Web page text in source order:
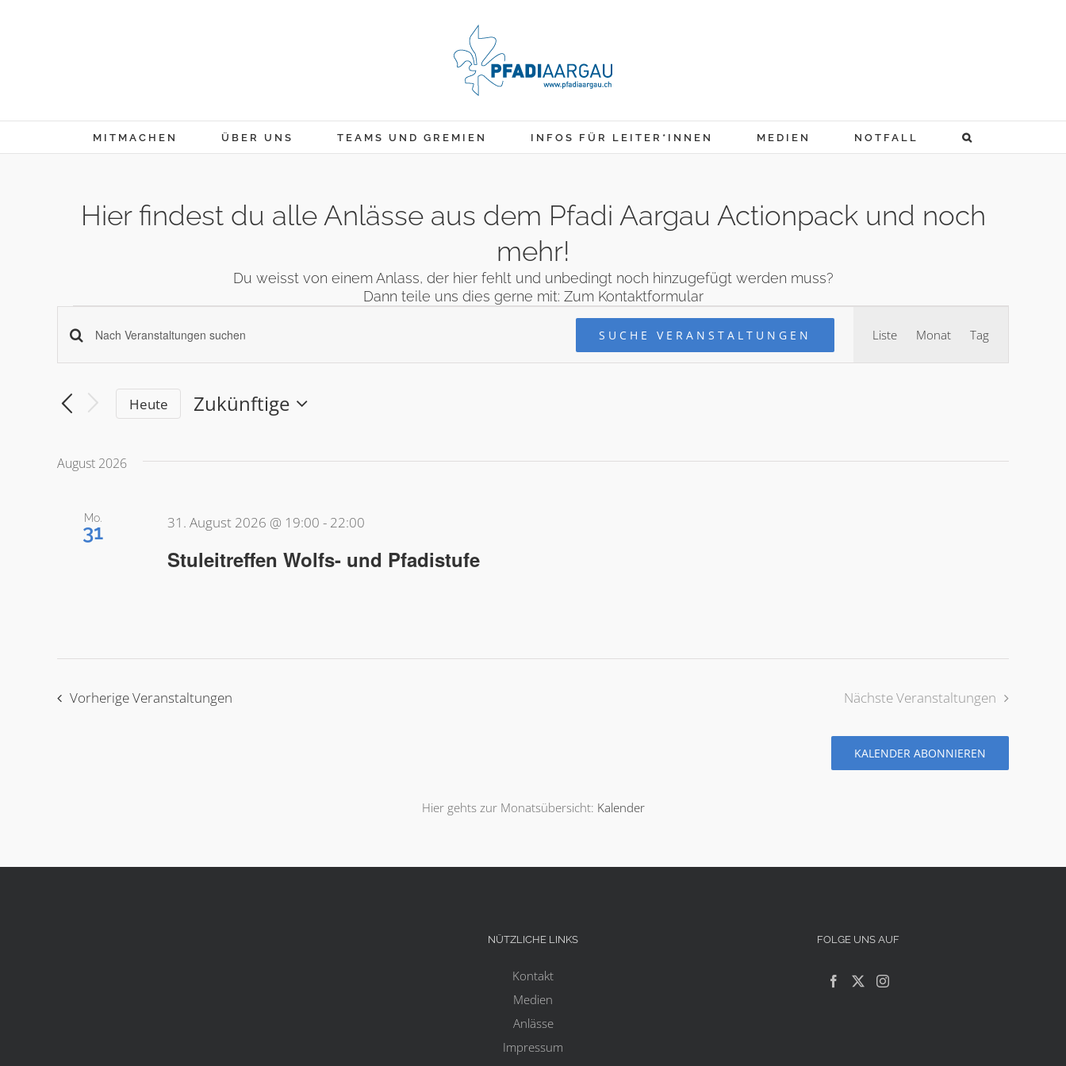
MITMACHEN ÜBER UNS TEAMS UND GREMIEN INFOS FÜR LEITER*INNEN MEDIEN NOTFALL
Hier findest du alle Anlässe aus dem Pfadi Aargau Actionpack und noch
mehr!
Du weisst von einem Anlass, der hier fehlt und unbedingt noch hinzugefügt werden muss?
Dann teile uns dies gerne mit: Zum Kontaktformular
Veranstaltungen
Veranstaltungen
Such-
und
Ansichtennavigation
Schlüsselwort
Suchen
Sie
nach
SUCHE VERANSTALTUNGEN Liste Monat Tag
Heute
Zukünftige
das
August 2026
Mo.
31
Stuleitreffen Wolfs- und Pfadistufe
31. August 2026 @ 19:00 - 22:00
VorherigeVeranstaltungen NächsteVeranstaltungen
KALENDER ABONNIEREN
Hier gehts zur Monatsübersicht: Kalender
NÜTZLICHE LINKS
Kontakt
Medien
Anlässe
Impressum
FOLGE UNS AUF